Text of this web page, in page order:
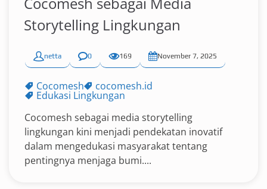
Storytelling Lingkungan
netta 0 169 November 7, 2025
Cocomesh cocomesh.id
Edukasi Lingkungan
Cocomesh sebagai media storytelling
lingkungan kini menjadi pendekatan inovatif
dalam mengedukasi masyarakat tentang
pentingnya menjaga bumi....